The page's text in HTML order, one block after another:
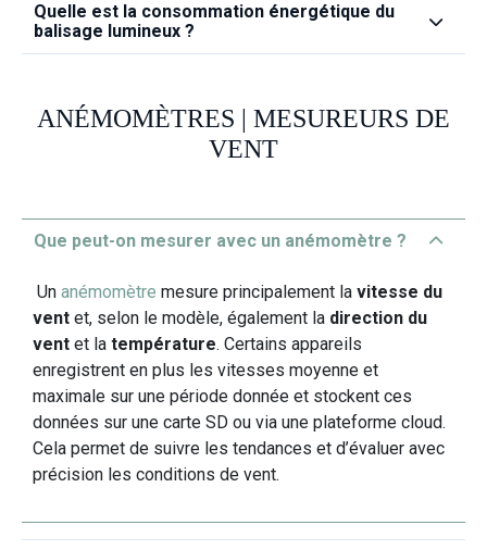
Quelle est la consommation énergétique du
balisage lumineux ?
ANÉMOMÈTRES | MESUREURS DE
VENT
Que peut‑on mesurer avec un anémomètre ?
Un anémomètre mesure principalement la vitesse du
vent et, selon le modèle, également la direction du
vent et la température. Certains appareils
enregistrent en plus les vitesses moyenne et
maximale sur une période donnée et stockent ces
données sur une carte SD ou via une plateforme cloud.
Cela permet de suivre les tendances et d’évaluer avec
précision les conditions de vent.